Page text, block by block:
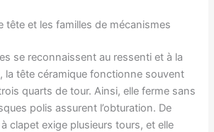
tête et les familles de mécanismes
se reconnaissent au ressenti et à la
la tête céramique fonctionne souvent
quarts de tour. Ainsi, elle ferme sans
polis assurent l’obturation. De
à clapet exige plusieurs tours, et elle